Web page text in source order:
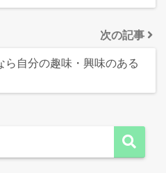
次の記事
ら自分の趣味・興味のある